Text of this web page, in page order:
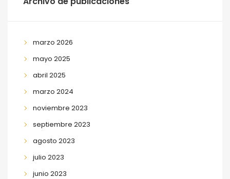
marzo 2026
mayo 2025
abril 2025
marzo 2024
noviembre 2023
septiembre 2023
agosto 2023
julio 2023
junio 2023